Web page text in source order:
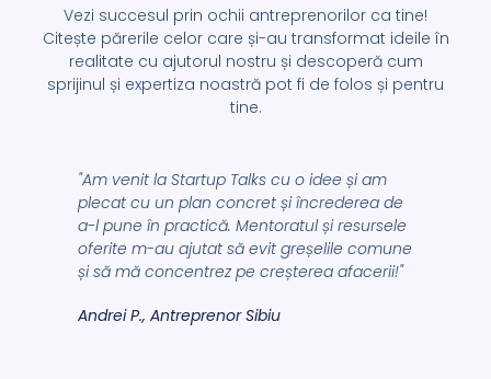
Vezi succesul prin ochii antreprenorilor ca tine!
Citește părerile celor care și-au transformat ideile în
realitate cu ajutorul nostru și descoperă cum
sprijinul și expertiza noastră pot fi de folos și pentru
tine.
"Am venit la Startup Talks cu o idee și am
plecat cu un plan concret și încrederea de
a-l pune în practică. Mentoratul și resursele
oferite m-au ajutat să evit greșelile comune
și să mă concentrez pe creșterea afacerii!"
Andrei P., Antreprenor Sibiu